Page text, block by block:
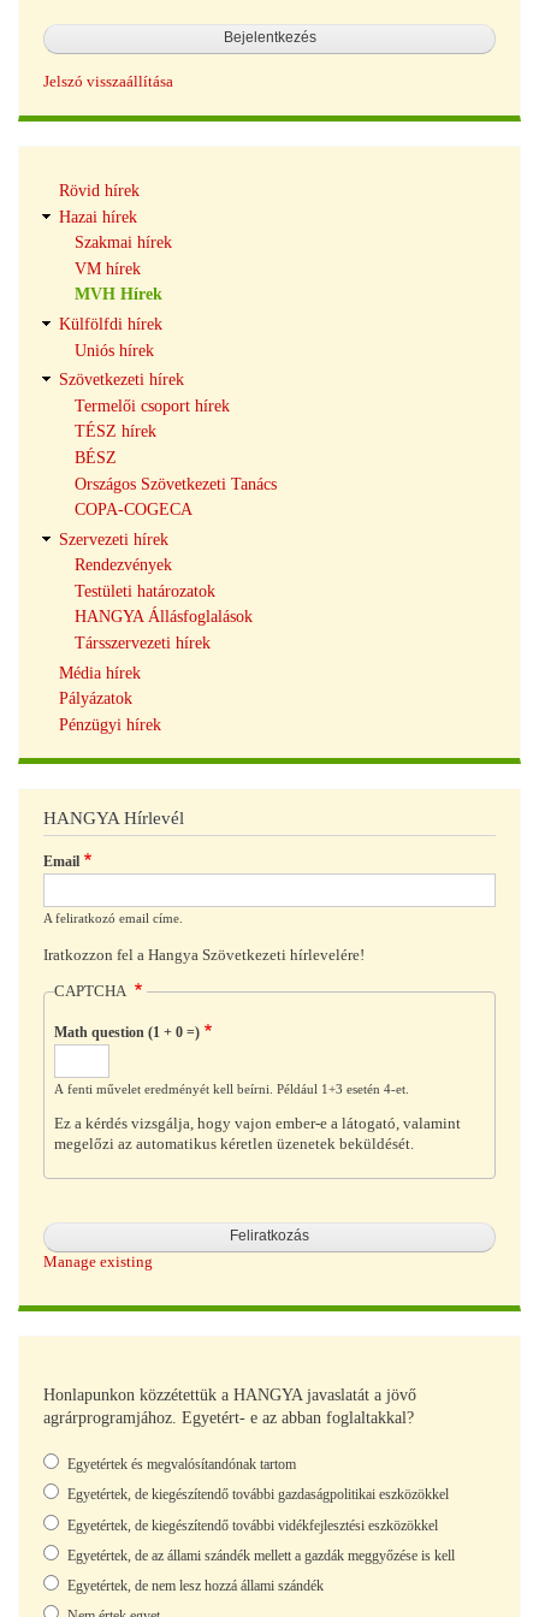
Jelszó visszaállítása
navigáció
Rövid hírek
Hazai hírek
Szakmai hírek
VM hírek
MVH Hírek
Külfölfdi hírek
Uniós hírek
Szövetkezeti hírek
Termelői csoport hírek
TÉSZ hírek
BÉSZ
Országos Szövetkezeti Tanács
COPA-COGECA
Szervezeti hírek
Rendezvények
Testületi határozatok
HANGYA Állásfoglalások
Társszervezeti hírek
Média hírek
Pályázatok
Pénzügyi hírek
HANGYA Hírlevél
Email
A feliratkozó email címe.
Iratkozzon fel a Hangya Szövetkezeti hírlevelére!
CAPTCHA
Math question (1 + 0 =)
A fenti művelet eredményét kell beírni. Például 1+3 esetén 4-et.
Ez a kérdés vizsgálja, hogy vajon ember-e a látogató, valamint
megelőzi az automatikus kéretlen üzenetek beküldését.
Manage existing
Honlapunkon közzétettük a HANGYA javaslatát a jövő
agrárprogramjához. Egyetért- e az abban foglaltakkal?
Választások
Egyetértek és megvalósítandónak tartom
Egyetértek, de kiegészítendő további gazdaságpolitikai eszközökkel
Egyetértek, de kiegészítendő további vidékfejlesztési eszközökkel
Egyetértek, de az állami szándék mellett a gazdák meggyőzése is kell
Egyetértek, de nem lesz hozzá állami szándék